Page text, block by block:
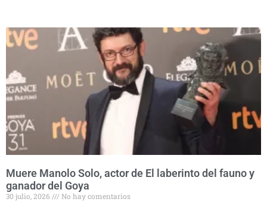
Muere Manolo Solo, actor de El laberinto del fauno y
ganador del Goya
30 julio, 2026 No hay comentarios